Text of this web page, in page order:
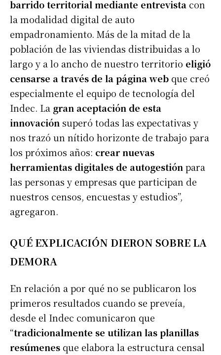
barrido territorial mediante entrevista con
la modalidad digital de auto
empadronamiento. Más de la mitad de la
población de las viviendas distribuidas a lo
largo y a lo ancho de nuestro territorio eligió
censarse a través de la página web que creó
especialmente el equipo de tecnología del
Indec. La gran aceptación de esta
innovación superó todas las expectativas y
nos trazó un nítido horizonte de trabajo para
los próximos años: crear nuevas
herramientas digitales de autogestión para
las personas y empresas que participan de
nuestros censos, encuestas y estudios”,
agregaron.
QUÉ EXPLICACIÓN DIERON SOBRE LA
DEMORA
En relación a por qué no se publicaron los
primeros resultados cuando se preveía,
desde el Indec comunicaron que
“tradicionalmente se utilizan las planillas
resúmenes que elabora la estructura censal